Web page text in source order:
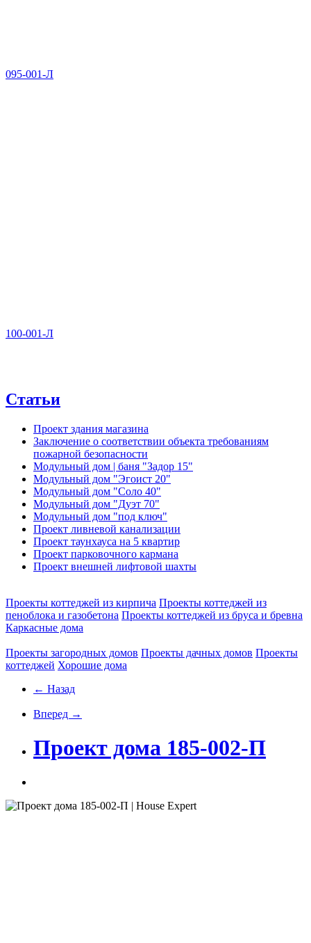
095-001-Л
100-001-Л
Статьи
Проект здания магазина
Заключение о соответствии объекта требованиям
пожарной безопасности
Модульный дом | баня "Задор 15"
Модульный дом "Эгоист 20"
Модульный дом "Соло 40"
Модульный дом "Дуэт 70"
Модульный дом "под ключ"
Проект ливневой канализации
Проект таунхауса на 5 квартир
Проект парковочного кармана
Проект внешней лифтовой шахты
Проекты коттеджей из кирпича Проекты коттеджей из
пеноблока и газобетона Проекты коттеджей из бруса и бревна
Каркасные дома
Проекты загородных домов Проекты дачных домов Проекты
коттеджей Хорошие дома
← Назад
Вперед →
Проект дома 185-002-П